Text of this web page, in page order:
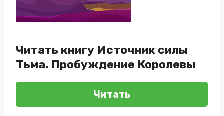
Читать книгу Источник силы
Тьма. Пробуждение Королевы
Читать